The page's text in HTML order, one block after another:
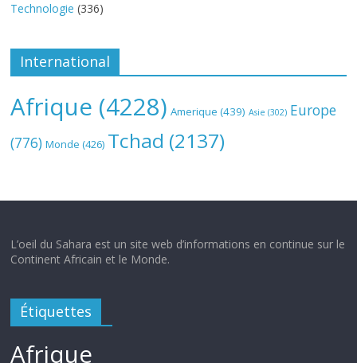
Technologie (336)
International
Afrique (4228) Amerique (439) Asie (302) Europe
(776) Monde (426) Tchad (2137)
L’oeil du Sahara est un site web d’informations en continue sur le
Continent Africain et le Monde.
Étiquettes
Afrique